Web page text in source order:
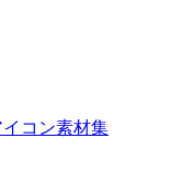
イコン素材集